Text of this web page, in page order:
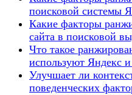
поисковой системы
Какие факторы
сайта в поисковой
Что такое
используют Яндекс
Улучшает ли
поведенческих